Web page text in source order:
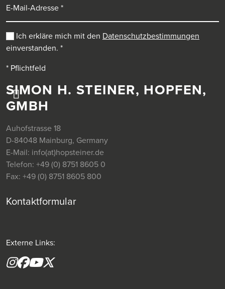
SIMON H. STEINER, HOPFEN,
GMBH
Auhofstrasse 18
D-84048 Mainburg, Germany
E-Mail: info(at)hopsteiner.de
Telefon: +49 (0) 8751 8605 0
Fax: +49 (0) 8751 8605 800
Kontaktformular
Externe Links:
Instagram
Facebook
YouTubeX formerly(twitter)
Ich erkläre mich mit den Datenschutzbestimmungen
einverstanden. *
* Pflichtfeld